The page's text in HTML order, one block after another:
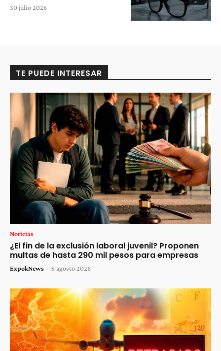
30 julio 2026
TE PUEDE INTERESAR
Noticias
¿El fin de la exclusión laboral juvenil? Proponen
multas de hasta 290 mil pesos para empresas
ExpokNews - 5 agosto 2026